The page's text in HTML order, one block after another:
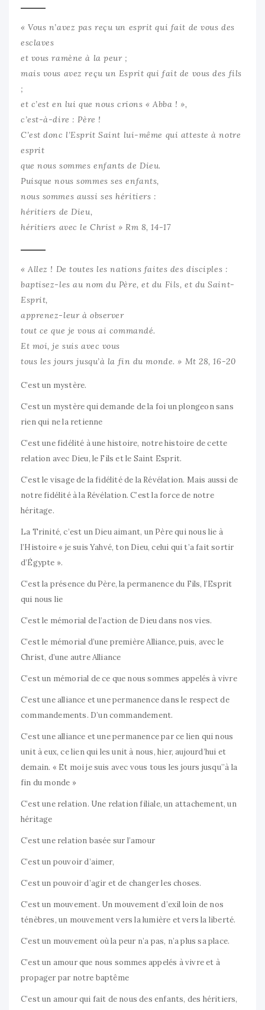
« Vous n’avez pas reçu un esprit qui fait de vous des
esclaves
et vous ramène à la peur ;
mais vous avez reçu un Esprit qui fait de vous des fils
;
et c’est en lui que nous crions « Abba ! »,
c’est-à-dire : Père !
C’est donc l’Esprit Saint lui-même qui atteste à notre
esprit
que nous sommes enfants de Dieu.
Puisque nous sommes ses enfants,
nous sommes aussi ses héritiers :
héritiers de Dieu,
héritiers avec le Christ » Rm 8, 14-17
« Allez ! De toutes les nations faites des disciples :
baptisez-les au nom du Père, et du Fils, et du Saint-
Esprit,
apprenez-leur à observer
tout ce que je vous ai commandé.
Et moi, je suis avec vous
tous les jours jusqu’à la fin du monde. » Mt 28, 16-20
C’est un mystère.
C’est un mystère qui demande de la foi un plongeon sans
rien qui ne la retienne
C’est une fidélité à une histoire, notre histoire de cette
relation avec Dieu, le Fils et le Saint Esprit.
C’est le visage de la fidélité de la Révélation. Mais aussi de
notre fidélité à la Révélation. C’est la force de notre
héritage.
La Trinité, c’est un Dieu aimant, un Père qui nous lie à
l’Histoire « je suis Yahvé, ton Dieu, celui qui t’a fait sortir
d’Égypte ».
C’est la présence du Père, la permanence du Fils, l’Esprit
qui nous lie
C’est le mémorial de l’action de Dieu dans nos vies.
C’est le mémorial d’une première Alliance, puis, avec le
Christ, d’une autre Alliance
C’est un mémorial de ce que nous sommes appelés à vivre
C’est une alliance et une permanence dans le respect de
commandements. D’un commandement.
C’est une alliance et une permanence par ce lien qui nous
unit à eux, ce lien qui les unit à nous, hier, aujourd’hui et
demain. « Et moi je suis avec vous tous les jours jusqu’’à la
fin du monde »
C’est une relation. Une relation filiale, un attachement, un
héritage
C’est une relation basée sur l’amour
C’est un pouvoir d’aimer,
C’est un pouvoir d’agir et de changer les choses.
C’est un mouvement. Un mouvement d’exil loin de nos
ténèbres, un mouvement vers la lumière et vers la liberté.
C’est un mouvement où la peur n’a pas, n’a plus sa place.
C’est un amour que nous sommes appelés à vivre et à
propager par notre baptême
C’est un amour qui fait de nous des enfants, des héritiers,